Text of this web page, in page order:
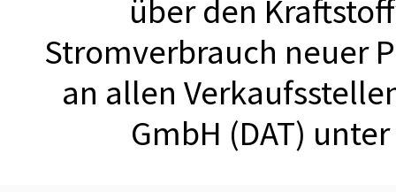
über den
Stromverbrauch neuer
an allen
GmbH (DAT) unter